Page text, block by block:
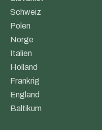
Schweiz
Polen
Norge
Italien
Holland
Frankrig
England
Baltikum